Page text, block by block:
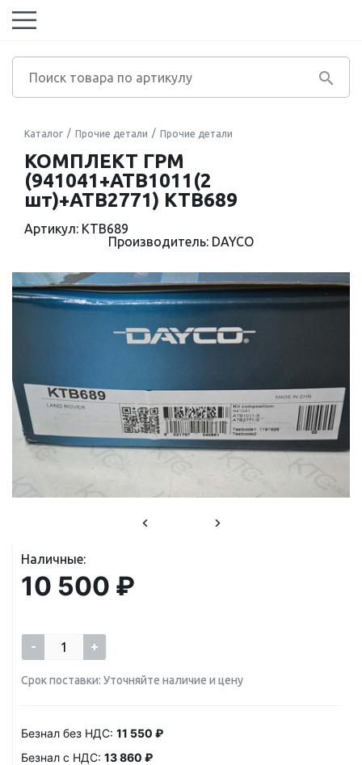
Каталог Прочие детали Прочие детали
КОМПЛЕКТ ГРМ
(941041+ATB1011(2
шт)+ATB2771) KTB689
Артикул: KTB689
Производитель: DAYCO
Наличные:
10 500 ₽
- +
Срок поставки: Уточняйте наличие и цену
Безнал без НДС: 11 550 ₽
Безнал с НДС: 13 860 ₽